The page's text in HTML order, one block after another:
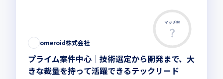
マッチ率
omeroid株式会社
プライム案件中心｜技術選定から開発まで、大
きな裁量を持って活躍できるテックリード